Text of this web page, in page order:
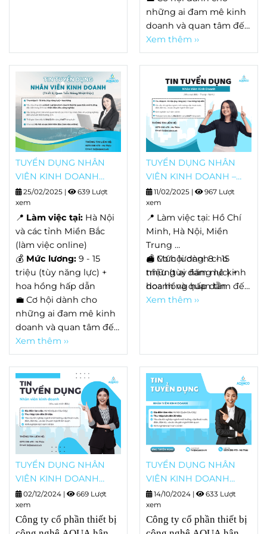
đo đạc, hóa chất phòng
thí ngiệm, hiện trường.
Hiện tại, do nhu cầu mở
rộng quy mô doanh
nghiệp, AQUACO cần
tuyển dụng vị trí nhân
viên kĩ thuật công trình.
(Tại khu vực Hà Nội)
những ai đam mê kinh
doanh và quan tâm đến
lĩnh vực môi trường!
Xem thêm ››
TUYỂN DỤNG NHÂN
VIÊN KINH DOANH
THIẾT BỊ QUAN TRẮC
MẢNG NHIỆT ĐIỆN
25/02/2025 |
639 Lượt
xem
📍 Làm việc tại: Hà Nội
và các tỉnh Miền Bắc
(làm việc online)
💰 Mức lương: 9 - 15
triệu (tùy năng lực) +
hoa hồng hấp dẫn
💼 Cơ hội dành cho
những ai đam mê kinh
doanh và quan tâm đến
lĩnh vực môi trường!
Xem thêm ››
TUYỂN DỤNG NHÂN
VIÊN KINH DOANH –
NGÀNH MÔI TRƯỜNG
11/02/2025 |
967 Lượt
xem
📍 Làm việc tại: Hồ Chí
Minh, Hà Nội, Miền
Trung
💰 Mức lương: 8 - 15
triệu (tùy năng lực) +
hoa hồng hấp dẫn
💼 Cơ hội dành cho
những ai đam mê kinh
doanh và quan tâm đến
lĩnh vực môi trường!
Xem thêm ››
TUYỂN DỤNG NHÂN
VIÊN KINH DOANH
(Khu vực Miền Bắc)
02/12/2024 |
669 Lượt
xem
Công ty cổ phần thiết bị
TUYỂN DỤNG NHÂN
VIÊN KINH DOANH
(Khu vực Hà Nội)
14/10/2024 |
633 Lượt
xem
Công ty cổ phần thiết bị